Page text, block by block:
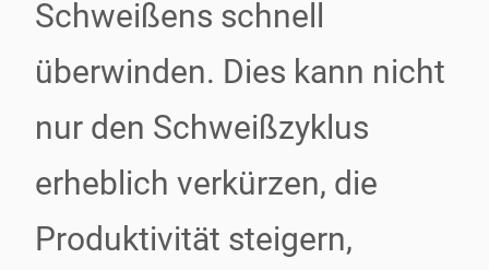
Schweißens schnell
überwinden. Dies kann nicht
nur den Schweißzyklus
erheblich verkürzen, die
Produktivität steigern,